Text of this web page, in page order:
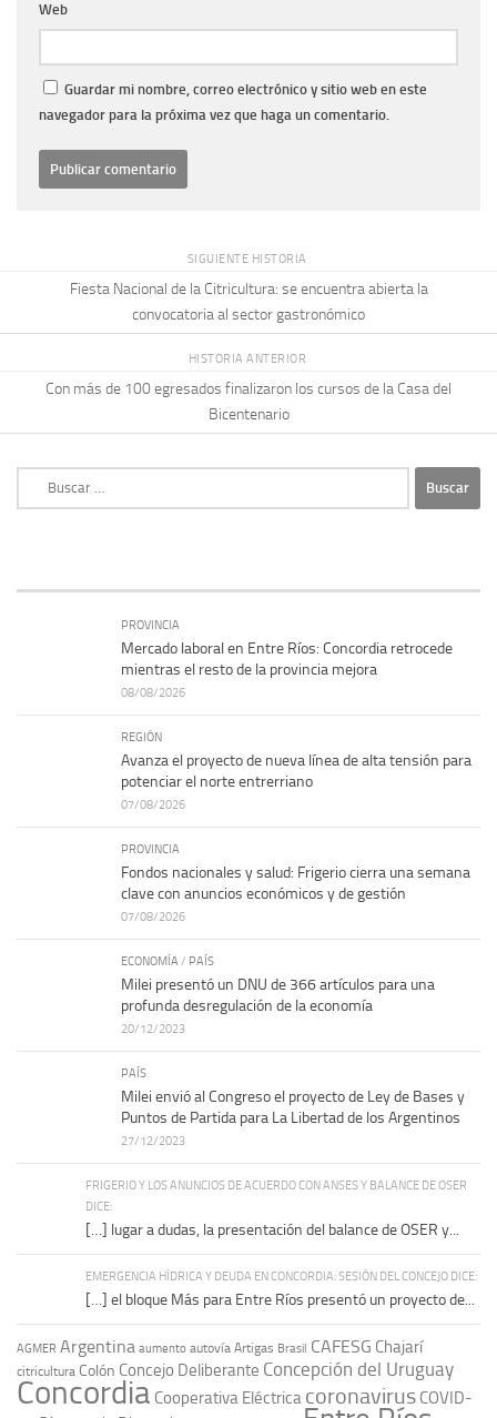
Web
Guardar mi nombre, correo electrónico y sitio web en este
navegador para la próxima vez que haga un comentario.
SIGUIENTE HISTORIA
Fiesta Nacional de la Citricultura: se encuentra abierta la
convocatoria al sector gastronómico
HISTORIA ANTERIOR
Con más de 100 egresados finalizaron los cursos de la Casa del
Bicentenario
PROVINCIA
Mercado laboral en Entre Ríos: Concordia retrocede
mientras el resto de la provincia mejora
08/08/2026
REGIÓN
Avanza el proyecto de nueva línea de alta tensión para
potenciar el norte entrerriano
07/08/2026
PROVINCIA
Fondos nacionales y salud: Frigerio cierra una semana
clave con anuncios económicos y de gestión
07/08/2026
ECONOMÍA / PAÍS
Milei presentó un DNU de 366 artículos para una
profunda desregulación de la economía
20/12/2023
PAÍS
Milei envió al Congreso el proyecto de Ley de Bases y
Puntos de Partida para La Libertad de los Argentinos
27/12/2023
FRIGERIO Y LOS ANUNCIOS DE ACUERDO CON ANSES Y BALANCE DE OSER
DICE:
[…] lugar a dudas, la presentación del balance de OSER y...
EMERGENCIA HÍDRICA Y DEUDA EN CONCORDIA: SESIÓN DEL CONCEJO DICE:
[…] el bloque Más para Entre Ríos presentó un proyecto de...
AGMER Argentina aumento autovía Artigas Brasil CAFESG Chajarí
citricultura Colón Concejo Deliberante Concepción del Uruguay
Concordia Cooperativa Eléctrica coronavirus COVID-